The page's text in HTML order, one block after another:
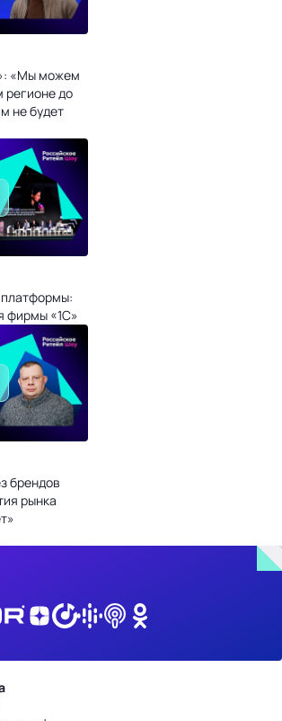
«Мы можем
регионе до
не будет
фирмы «1С»
брендов
рынка